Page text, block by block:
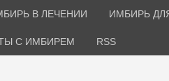
В ЛЕЧЕНИИ ИМБИРЬ
С ИМБИРЕМ RSS